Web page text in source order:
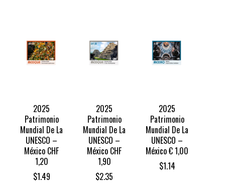
2025
Patrimonio
Mundial De La
UNESCO –
México CHF
1,20
$1.49
2025
Patrimonio
Mundial De La
UNESCO –
México CHF
1,90
$2.35
2025
Patrimonio
Mundial De La
UNESCO –
México € 1,00
$1.14